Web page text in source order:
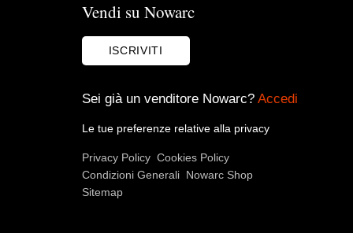
Vendi su Nowarc
ISCRIVITI
Sei già un venditore Nowarc? Accedi
Le tue preferenze relative alla privacy
Privacy Policy Cookies Policy
Condizioni Generali Nowarc Shop
Sitemap